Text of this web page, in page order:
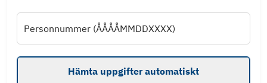
Personnummer (ÅÅÅÅMMDDXXXX)
Hämta uppgifter automatiskt